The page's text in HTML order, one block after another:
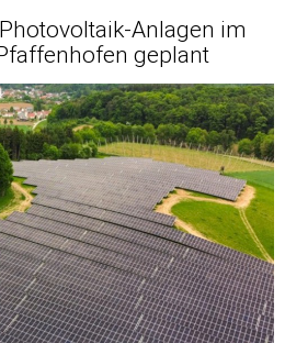
Anlagen im
geplant